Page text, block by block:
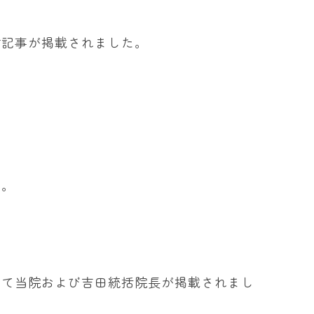
事が掲載されました。
当院および吉田統括院長が掲載されまし